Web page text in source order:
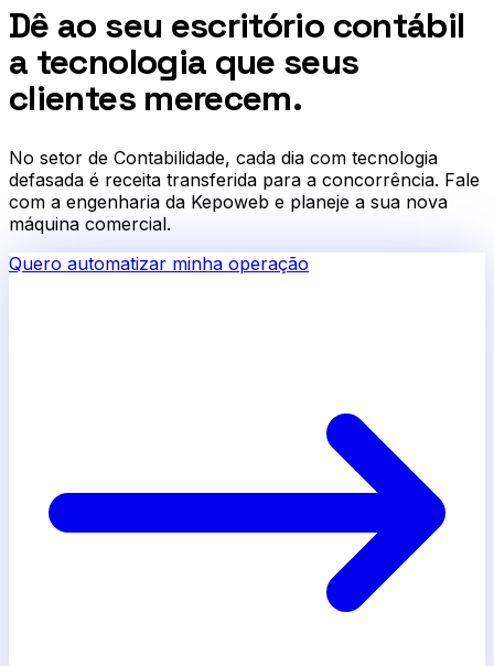
Dê ao seu escritório contábil
a tecnologia que seus
clientes merecem.
No setor de Contabilidade, cada dia com tecnologia
defasada é receita transferida para a concorrência. Fale
com a engenharia da Kepoweb e planeje a sua nova
máquina comercial.
Quero automatizar minha operação